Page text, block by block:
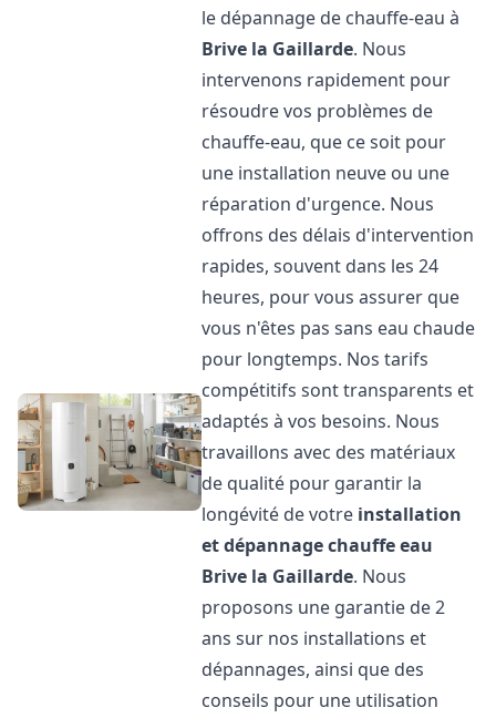
le dépannage de chauffe-eau à
Brive la Gaillarde. Nous
intervenons rapidement pour
résoudre vos problèmes de
chauffe-eau, que ce soit pour
une installation neuve ou une
réparation d'urgence. Nous
offrons des délais d'intervention
rapides, souvent dans les 24
heures, pour vous assurer que
vous n'êtes pas sans eau chaude
pour longtemps. Nos tarifs
compétitifs sont transparents et
adaptés à vos besoins. Nous
travaillons avec des matériaux
de qualité pour garantir la
longévité de votre installation
et dépannage chauffe eau
Brive la Gaillarde. Nous
proposons une garantie de 2
ans sur nos installations et
dépannages, ainsi que des
conseils pour une utilisation